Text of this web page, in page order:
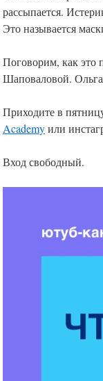
рассыпается.
Это называется
Поговорим, как это
Шаповаловой. Ольга
Приходите в
Academyили
Вход свободный.